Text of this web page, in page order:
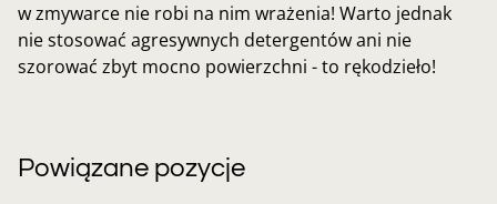
w zmywarce nie robi na nim wrażenia! Warto jednak
nie stosować agresywnych detergentów ani nie
szorować zbyt mocno powierzchni - to rękodzieło!
Powiązane pozycje